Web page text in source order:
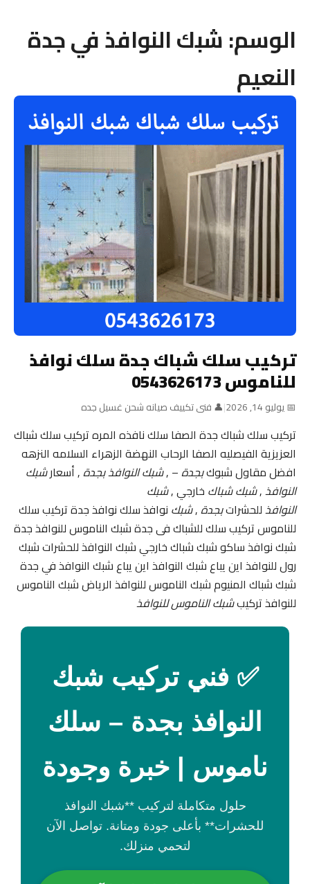
الوسم:شبك النوافذ في جدة
النعيم
تركيب سلك شباك جدة سلك نوافذ
للناموس 0543626173
📅 يوليو 14, 2026 |👤 فنى تكييف صيانه شحن غسيل جده
تركيب سلك شباك جدة الصفا سلك نافذه المره تركيب سلك شباك
العزيزية الفيصليه الصفا الرحاب النهضة الزهراء السلامه النزهه
افضل مقاول شبوكبجدة– ,شبك النوافذ بجدة, أسعارشبك
النوافذ,شبك شباك خارجي ,شبك
النوافذللحشراتبجدة,شبك نوافذ سلك نوافذ جدة تركيب سلك
للناموس تركيب سلك للشباك فى جدة شبك الناموس للنوافذ جدة
شبك نوافذ ساكو شبك شباك خارجي شبك النوافذ للحشرات شبك
رول للنوافذ اين يباع شبك النوافذ اين يباع شبك النوافذ في جدة
شبك شباك المنيوم شبك الناموس للنوافذ الرياض شبك الناموس
للنوافذ تركيبشبك الناموس للنوافذ
✅ فني تركيب شبك
النوافذ بجدة – سلك
ناموس | خبرة وجودة
حلول متكاملة لتركيب **شبك النوافذ
للحشرات** بأعلى جودة ومتانة. تواصل الآن
لتحمي منزلك.